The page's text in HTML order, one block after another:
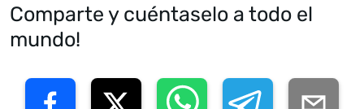
Comparte y cuéntaselo a todo el
mundo!